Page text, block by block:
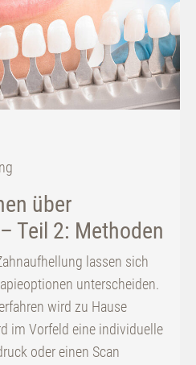
über
Teil 2: Methoden
lassen sich
unterscheiden.
wird zu Hause
im Vorfeld eine individuelle
oder einen Scan